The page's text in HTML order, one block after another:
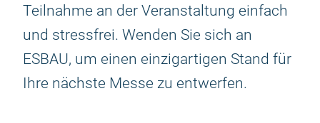
Teilnahme an der Veranstaltung einfach
und stressfrei. Wenden Sie sich an
ESBAU, um einen einzigartigen Stand für
Ihre nächste Messe zu entwerfen.